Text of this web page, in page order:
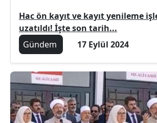
Hac ön kayıt ve kayıt yenileme
uzatıldı! İşte son tarih...
Gündem
17 Eylül 2024